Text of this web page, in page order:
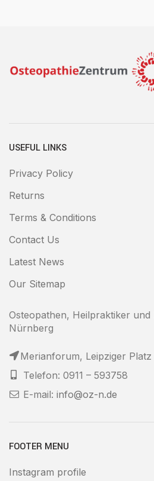
USEFUL LINKS
Privacy Policy
Returns
Terms & Conditions
Contact Us
Latest News
Our Sitemap
Osteopathen, Heilpraktiker
Nürnberg
Merianforum, Leipziger
Telefon: 0911 – 593758
E-mail: info@oz-n.de
FOOTER MENU
Instagram profile